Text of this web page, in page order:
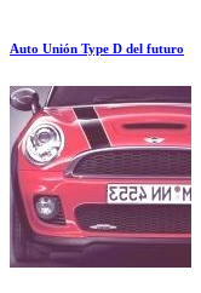
Auto Unión Type D del futuro